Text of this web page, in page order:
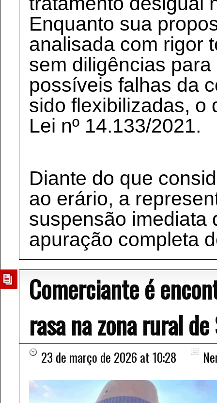
Enquanto sua
analisada com rigor
sem diligências
possíveis falhas da
sido flexibilizadas, o
Lei nº 14.133/2021.
Diante do que
ao erário, a
suspensão imediata
apuração completa
Comerciante é
rasa na zona rural de
23 de março de 2026 at 10:28